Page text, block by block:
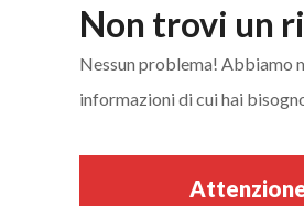
Non trovi un
Nessun problema! Abbiamo
informazioni di cui hai